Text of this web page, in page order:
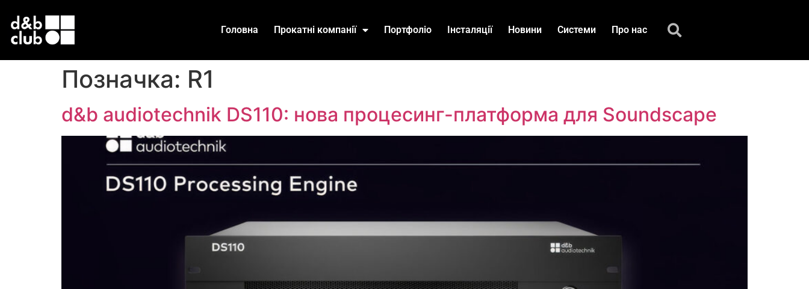
Головна Прокатні компанії Портфоліо Інсталяції Новини Системи Про нас
Позначка: R1
d&b audiotechnik DS110: нова процесинг-платформа для Soundscape